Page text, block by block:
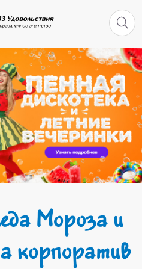
Мороза и
корпоратив